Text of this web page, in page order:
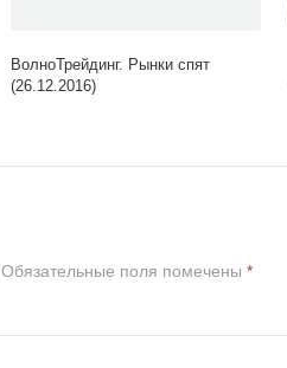
ВолноТрейдинг. Рынки спят
(26.12.2016)
Обязательные поля помечены *